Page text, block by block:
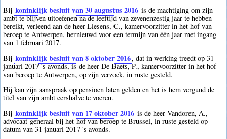
Bij koninklijk besluit van 30 augustus 2016 is de machtiging om zijn
ambt te blijven uitoefenen na de leeftijd van zevenenzestig jaar te hebben
bereikt, verleend aan de heer Liesens, C., kamervoorzitter in het hof van
beroep te Antwerpen, hernieuwd voor een termijn van één jaar met ingang
van 1 februari 2017.
Bij koninklijk besluit van 8 oktober 2016, dat in werking treedt op 31
januari 2017 's avonds, is de heer De Baets, P., kamervoorzitter in het hof
van beroep te Antwerpen, op zijn verzoek, in ruste gesteld.
Hij kan zijn aanspraak op pensioen laten gelden en het is hem vergund de
titel van zijn ambt eershalve te voeren.
Bij koninklijk besluit van 17 oktober 2016 is de heer Vandoren, A.,
advocaat-generaal bij het hof van beroep te Brussel, in ruste gesteld op
datum van 31 januari 2017 's avonds.